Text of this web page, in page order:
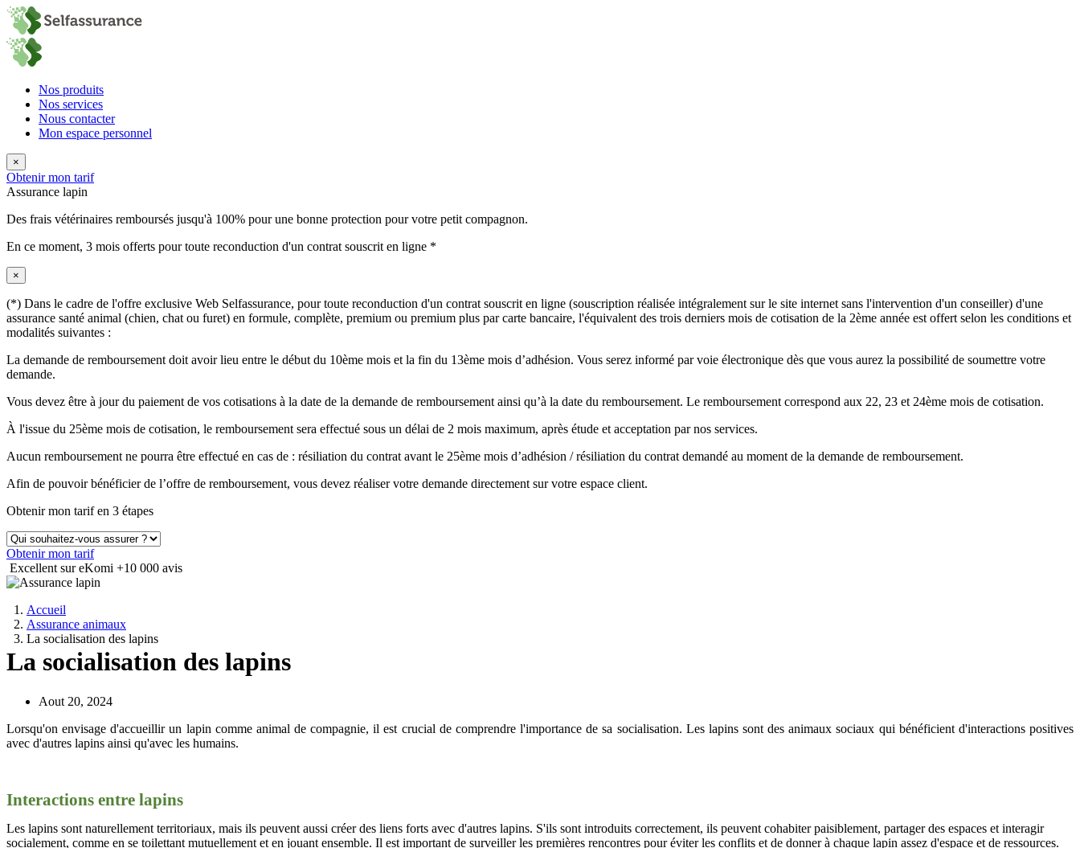
Nos produits
Nos services
Nous contacter
Mon espace personnel
×
Obtenir mon tarif
Assurance lapin
Des frais vétérinaires remboursés jusqu'à 100% pour une bonne protection pour votre petit compagnon.
En ce moment, 3 mois offerts pour toute reconduction d'un contrat souscrit en ligne *
×
(*) Dans le cadre de l'offre exclusive Web Selfassurance, pour toute reconduction d'un contrat souscrit en ligne (souscription réalisée intégralement sur le site internet sans l'intervention d'un conseiller) d'une
assurance santé animal (chien, chat ou furet) en formule, complète, premium ou premium plus par carte bancaire, l'équivalent des trois derniers mois de cotisation de la 2ème année est offert selon les conditions et
modalités suivantes :
La demande de remboursement doit avoir lieu entre le début du 10ème mois et la fin du 13ème mois d’adhésion. Vous serez informé par voie électronique dès que vous aurez la possibilité de soumettre votre
demande.
Vous devez être à jour du paiement de vos cotisations à la date de la demande de remboursement ainsi qu’à la date du remboursement. Le remboursement correspond aux 22, 23 et 24ème mois de cotisation.
À l'issue du 25ème mois de cotisation, le remboursement sera effectué sous un délai de 2 mois maximum, après étude et acceptation par nos services.
Aucun remboursement ne pourra être effectué en cas de : résiliation du contrat avant le 25ème mois d’adhésion / résiliation du contrat demandé au moment de la demande de remboursement.
Afin de pouvoir bénéficier de l’offre de remboursement, vous devez réaliser votre demande directement sur votre espace client.
Obtenir mon tarif en 3 étapes
Obtenir mon tarif
Excellent sur eKomi +10 000 avis
Accueil
Assurance animaux
La socialisation des lapins
La socialisation des lapins
Aout 20, 2024
Lorsqu'on envisage d'accueillir un lapin comme animal de compagnie, il est crucial de comprendre l'importance de sa socialisation. Les lapins sont des animaux sociaux qui bénéficient d'interactions positives
avec d'autres lapins ainsi qu'avec les humains.
Interactions entre lapins
Les lapins sont naturellement territoriaux, mais ils peuvent aussi créer des liens forts avec d'autres lapins. S'ils sont introduits correctement, ils peuvent cohabiter paisiblement, partager des espaces et interagir
socialement, comme en se toilettant mutuellement et en jouant ensemble. Il est important de surveiller les premières rencontres pour éviter les conflits et de donner à chaque lapin assez d'espace et de ressources.